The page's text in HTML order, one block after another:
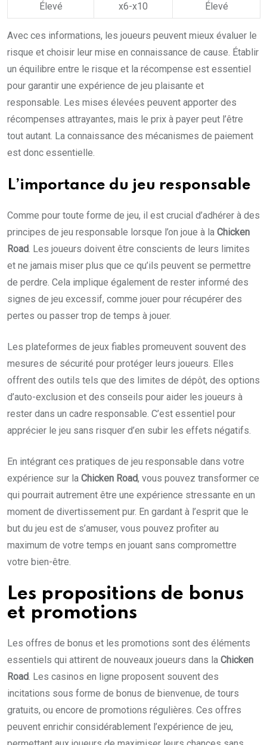
Élevé x6-x10 Élevé
Avec ces informations, les joueurs peuvent mieux évaluer le
risque et choisir leur mise en connaissance de cause. Établir
un équilibre entre le risque et la récompense est essentiel
pour garantir une expérience de jeu plaisante et
responsable. Les mises élevées peuvent apporter des
récompenses attrayantes, mais le prix à payer peut l’être
tout autant. La connaissance des mécanismes de paiement
est donc essentielle.
L’importance du jeu responsable
Comme pour toute forme de jeu, il est crucial d’adhérer à des
principes de jeu responsable lorsque l’on joue à la Chicken
Road. Les joueurs doivent être conscients de leurs limites
et ne jamais miser plus que ce qu’ils peuvent se permettre
de perdre. Cela implique également de rester informé des
signes de jeu excessif, comme jouer pour récupérer des
pertes ou passer trop de temps à jouer.
Les plateformes de jeux fiables promeuvent souvent des
mesures de sécurité pour protéger leurs joueurs. Elles
offrent des outils tels que des limites de dépôt, des options
d’auto-exclusion et des conseils pour aider les joueurs à
rester dans un cadre responsable. C’est essentiel pour
apprécier le jeu sans risquer d’en subir les effets négatifs.
En intégrant ces pratiques de jeu responsable dans votre
expérience sur la Chicken Road, vous pouvez transformer ce
qui pourrait autrement être une expérience stressante en un
moment de divertissement pur. En gardant à l’esprit que le
but du jeu est de s’amuser, vous pouvez profiter au
maximum de votre temps en jouant sans compromettre
votre bien-être.
Les propositions de bonus
et promotions
Les offres de bonus et les promotions sont des éléments
essentiels qui attirent de nouveaux joueurs dans la Chicken
Road. Les casinos en ligne proposent souvent des
incitations sous forme de bonus de bienvenue, de tours
gratuits, ou encore de promotions régulières. Ces offres
peuvent enrichir considérablement l’expérience de jeu,